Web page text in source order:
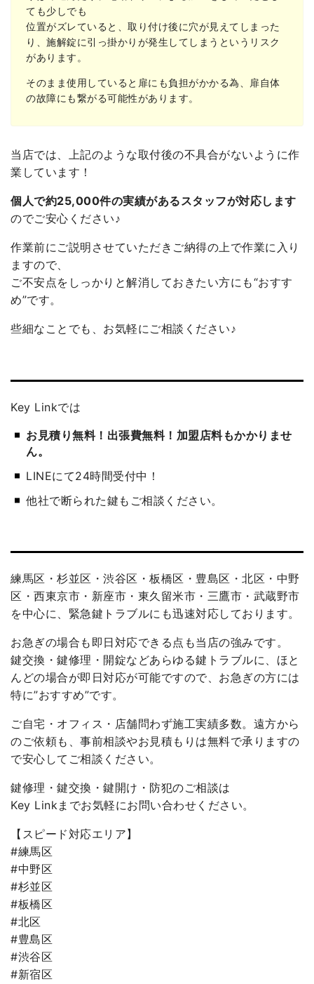
ても少しでも
位置がズレていると、取り付け後に穴が見えてしまった
り、施解錠に引っ掛かりが発生してしまうというリスク
があります。
そのまま使用していると扉にも負担がかかる為、扉自体
の故障にも繋がる可能性があります。
当店では、上記のような取付後の不具合がないように作
業しています！
個人で約25,000件の実績があるスタッフが対応します
のでご安心ください♪
作業前にご説明させていただきご納得の上で作業に入り
ますので、
ご不安点をしっかりと解消しておきたい方にも“おすす
め”です。
些細なことでも、お気軽にご相談ください♪
Key Linkでは
お見積り無料！出張費無料！加盟店料もかかりませ
ん。
LINEにて24時間受付中！
他社で断られた鍵もご相談ください。
練馬区・杉並区・渋谷区・板橋区・豊島区・北区・中野
区・西東京市・新座市・東久留米市・三鷹市・武蔵野市
を中心に、緊急鍵トラブルにも迅速対応しております。
お急ぎの場合も即日対応できる点も当店の強みです。
鍵交換・鍵修理・開錠などあらゆる鍵トラブルに、ほと
んどの場合が即日対応が可能ですので、お急ぎの方には
特に”おすすめ”です。
ご自宅・オフィス・店舗問わず施工実績多数。遠方から
のご依頼も、事前相談やお見積もりは無料で承りますの
で安心してご相談ください。
鍵修理・鍵交換・鍵開け・防犯のご相談は
Key Linkまでお気軽にお問い合わせください。
【スピード対応エリア】
#練馬区
#中野区
#杉並区
#板橋区
#北区
#豊島区
#渋谷区
#新宿区